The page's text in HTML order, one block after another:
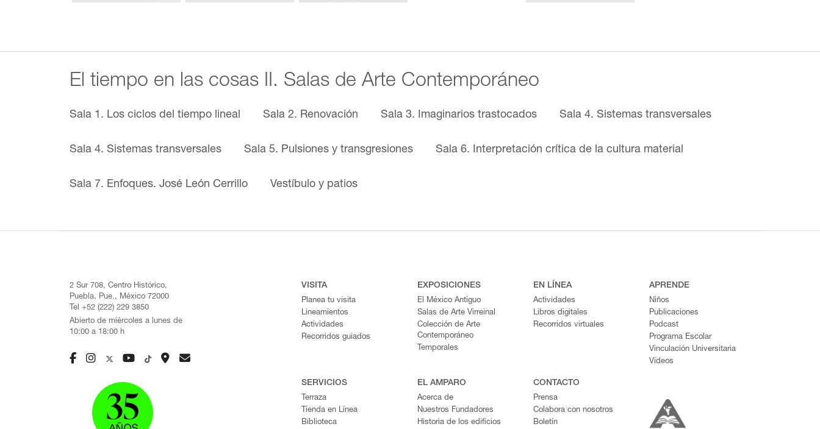
El tiempo en las cosas II. Salas de Arte Contemporáneo
Sala 1. Los ciclos del tiempo lineal Sala 2. Renovación Sala 3. Imaginarios trastocados Sala 4. Sistemas transversales
Sala 4. Sistemas transversales Sala 5. Pulsiones y transgresiones Sala 6. Interpretación crítica de la cultura material
Sala 7. Enfoques. José León Cerrillo Vestíbulo y patios
2 Sur 708, Centro Histórico,
Puebla, Pue., México 72000
Tel +52 (222) 229 3850
Abierto de miércoles a lunes de
10:00 a 18:00 h
VISITA
Planea tu visita
Lineamientos
Actividades
Recorridos guiados
EXPOSICIONES
El México Antiguo
Salas de Arte Virreinal
Colección de Arte
Contemporáneo
Temporales
EN LÍNEA
Actividades
Libros digitales
Recorridos virtuales
APRENDE
Niños
Publicaciones
Podcast
Programa Escolar
Vinculación Universitaria
Videos
SERVICIOS
Terraza
Tienda en Línea
Biblioteca
EL AMPARO
Acerca de
Nuestros Fundadores
Historia de los edificios
CONTACTO
Prensa
Colabora con nosotros
Boletín